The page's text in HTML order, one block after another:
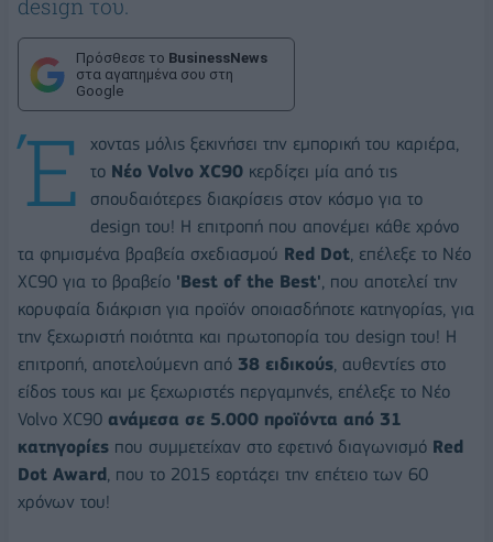
design του.
Πρόσθεσε το BusinessNews
στα αγαπημένα σου στη
Google
Έ
χοντας μόλις ξεκινήσει την εμπορική του καριέρα,
το Νέο Volvo XC90 κερδίζει μία από τις
σπουδαιότερες διακρίσεις στον κόσμο για το
design του! Η επιτροπή που απονέμει κάθε χρόνο
τα φημισμένα βραβεία σχεδιασμού Red Dot , επέλεξε το Νέο
XC90 για το βραβείο 'Best of the Best' , που αποτελεί την
κορυφαία διάκριση για προϊόν οποιασδήποτε κατηγορίας, για
την ξεχωριστή ποιότητα και πρωτοπορία του design του! Η
επιτροπή, αποτελούμενη από 38 ειδικούς , αυθεντίες στο
είδος τους και με ξεχωριστές περγαμηνές, επέλεξε το Νέο
Volvo XC90 ανάμεσα σε 5.000 προϊόντα από 31
κατηγορίες που συμμετείχαν στο εφετινό διαγωνισμό Red
Dot Award , που το 2015 εορτάζει την επέτειο των 60
χρόνων του!